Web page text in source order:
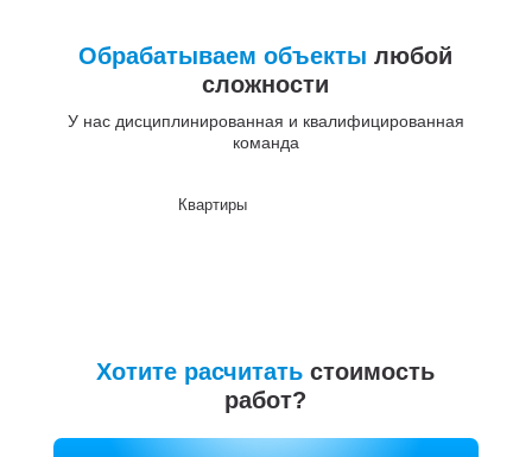
Обрабатываем объекты любой
сложности
У нас дисциплинированная и квалифицированная
команда
Квартиры
Хотите расчитать стоимость
работ?